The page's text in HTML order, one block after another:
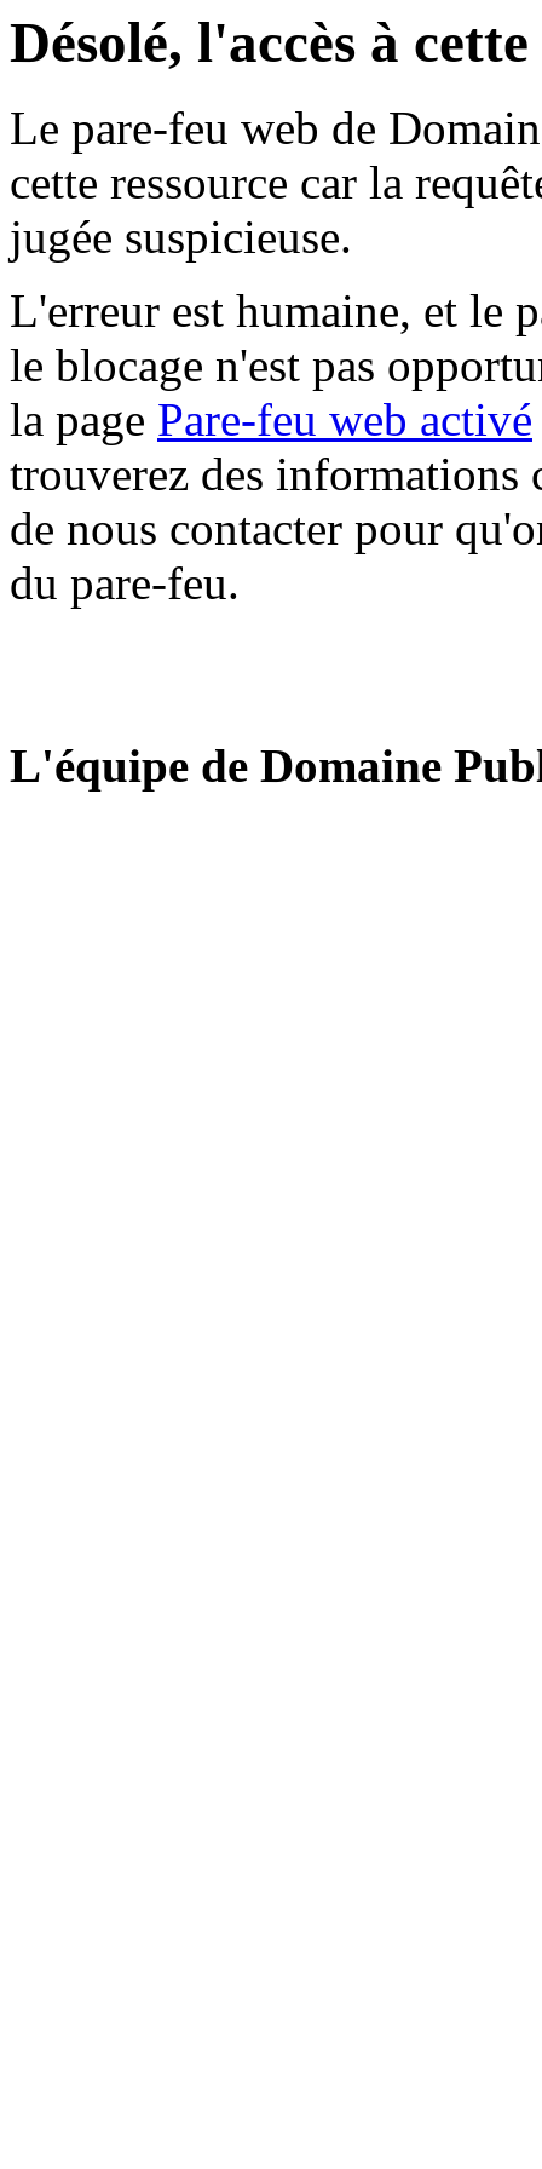
Désolé, l'accès à
Le pare-feu web de
cette ressource car la
jugée suspicieuse.
L'erreur est humaine, et le
le blocage n'est pas
la page Pare-feu web activé
trouverez des informations
de nous contacter pour
du pare-feu.
L'équipe de Domaine